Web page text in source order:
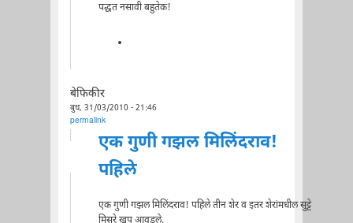
पद्धत नसावी बहुतेक!
बेफिकीर
बुध, 31/03/2010 - 21:46
permalink
एक गुणी गझल मिलिंदराव!
पहिले
एक गुणी गझल मिलिंदराव! पहिले तीन शेर व इतर शेरांमधील सुट्टे